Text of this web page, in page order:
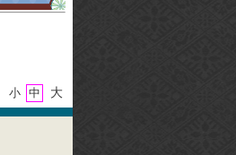
小 中 大